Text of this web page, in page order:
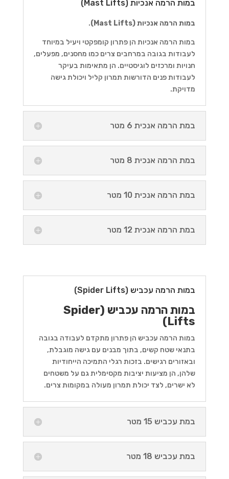
במות הרמה אנכיות (Mast Lifts)
במות הרמה אנכיות (Mast Lifts) .
במות הרמה אנכיות הן פתרון קומפקטי ויעיל במיוחד
לעבודות בגובה במרחבים צרים כמו מחסנים, מפעלים,
חנויות ומרכזים לוגיסטיים. הן מתאימות בעיקר
לעבודות פנים הדורשות תמרון קליל ויכולת גישה
מדויקת.
במת הרמה אנכית 6 מטר
במת הרמה אנכית 8 מטר
במת הרמה אנכית 10 מטר
במת הרמה אנכית 12 מטר
במות הרמה עכביש (Spider Lifts)
במות הרמה עכביש (Spider
Lifts)
במות הרמה עכביש הן פתרון מתקדם לעבודה בגובה
בתנאי שטח קשים, בתוך מבנים עם גישה מוגבלת,
ובאזורים רגישים. בזכות רגלי התמיכה הייחודיות
שלהן, הן מציעות יציבות מקסימלית גם על משטחים
לא ישרים, לצד יכולת תמרון מעולה במקומות צרים.
במת עכביש 15 מטר
במת עכביש 18 מטר